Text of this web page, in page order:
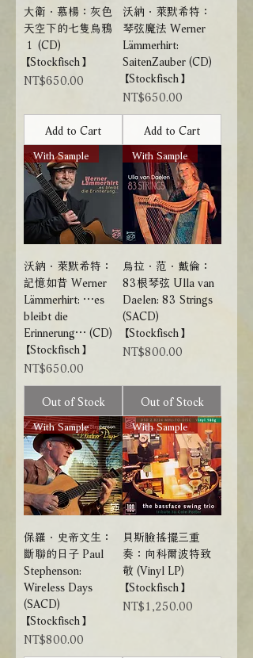
大衛．慕楊：灰色
天空下的七隻烏鴉
１ (CD)
【Stockfisch】
Price
NT$650.00
Add to Cart
沃納．萊默希特：
琴弦魔法 Werner
Lämmerhirt:
SaitenZauber (CD)
【Stockfisch】
Price
NT$650.00
Add to Cart
With Sample
沃納．萊默希特：
記憶如昔 Werner
Lämmerhirt: …es
bleibt die
Erinnerung… (CD)
【Stockfisch】
Price
NT$650.00
Out of Stock
With Sample
烏拉．范．戴倫：
83根琴弦 Ulla van
Daelen: 83 Strings
(SACD)
【Stockfisch】
Price
NT$800.00
Out of Stock
With Sample
保羅．史帝文生：
斷聯的日子 Paul
Stephenson:
Wireless Days
(SACD)
【Stockfisch】
Price
NT$800.00
With Sample
貝斯臉搖擺三重
奏：向科爾波特致
敬 (Vinyl LP)
【Stockfisch】
Price
NT$1,250.00